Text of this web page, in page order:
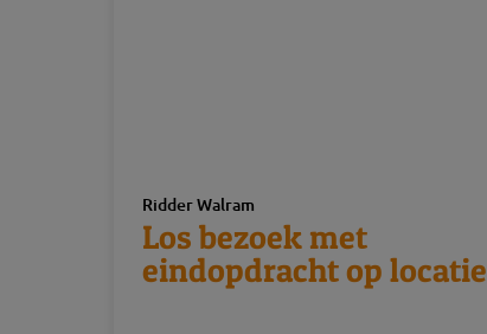
Ridder Walram
Los bezoek met
eindopdracht op locatie